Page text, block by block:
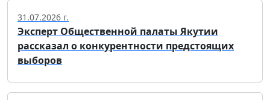
31.07.2026 г.
Эксперт Общественной палаты Якутии
рассказал о конкурентности предстоящих
выборов